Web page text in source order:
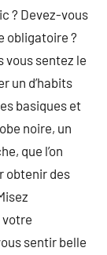
? Devez-vous
obligatoire ?
vous sentez le
un d’habits
basiques et
noire, un
que l’on
obtenir des
votre
sentir belle